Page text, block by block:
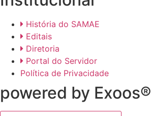
História do SAMAE
Editais
Diretoria
Portal do Servidor
Política de Privacidade
powered by Exoos®